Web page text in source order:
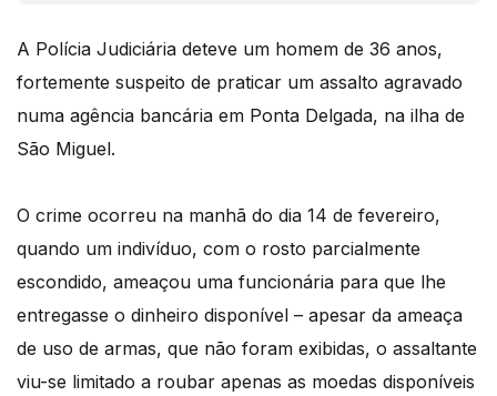
A Polícia Judiciária deteve um homem de 36 anos,
fortemente suspeito de praticar um assalto agravado
numa agência bancária em Ponta Delgada, na ilha de
São Miguel.
O crime ocorreu na manhã do dia 14 de fevereiro,
quando um indivíduo, com o rosto parcialmente
escondido, ameaçou uma funcionária para que lhe
entregasse o dinheiro disponível – apesar da ameaça
de uso de armas, que não foram exibidas, o assaltante
viu-se limitado a roubar apenas as moedas disponíveis